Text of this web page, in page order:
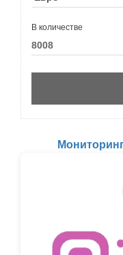
В количестве